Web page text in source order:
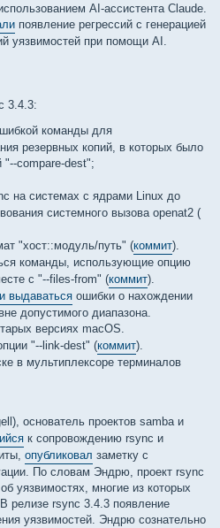
AI-ассистента Claude.
появление регрессий с генерацией
уязвимостей при помощи AI.
3.4.3:
команды для
резервных копий, в которых было
"--compare-dest";
на системах с ядрами Linux до
системного вызова openat2 (
"хост::модуль/путь" (коммит).
команды, использующие опцию
с "--files-from" (коммит).
выдаваться ошибки о нахождении
допустимого диапазона.
версиях macOS.
"--link-dest" (коммит).
в мультиплексоре терминалов
основатель проектов samba и
к сопровождению rsync и
опубликовал заметку с
По словам Эндрю, проект rsync
уязвимостях, многие из которых
релизе rsync 3.4.3 появление
уязвимостей. Эндрю сознательно